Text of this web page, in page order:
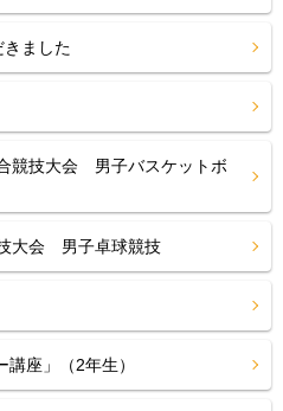
ました
競技大会 男子バスケットボ
大会 男子卓球競技
座」（2年生）